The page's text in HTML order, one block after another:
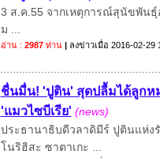
3 ส.ค.55 จากเหตุการณ์สุนัขพัน
ม ...
อ่าน : 2987ท่าน | ลงข่าวเมื่อ 2016-02-29
ชื่นมื่น! 'ปูติน' สุดปลื้มได้ลูกห
'แมวไซบีเรีย' (news)
ประธานาธิบดีวลาดิมีร์ ปูตินแห่ง
โนริฮิสะ ซาตาเกะ ...